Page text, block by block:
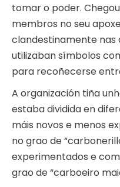
tomar o poder.
membros no seu
clandestinamente nas
utilizaban símbolos
para recoñecerse
A organización tiña
estaba dividida en
máis novos e menos
no grao de
experimentados e
grao de “carboeiro